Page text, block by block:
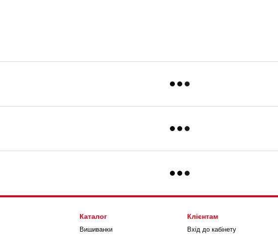
Каталог
Вишиванки
Клієнтам
Вхід до кабінету